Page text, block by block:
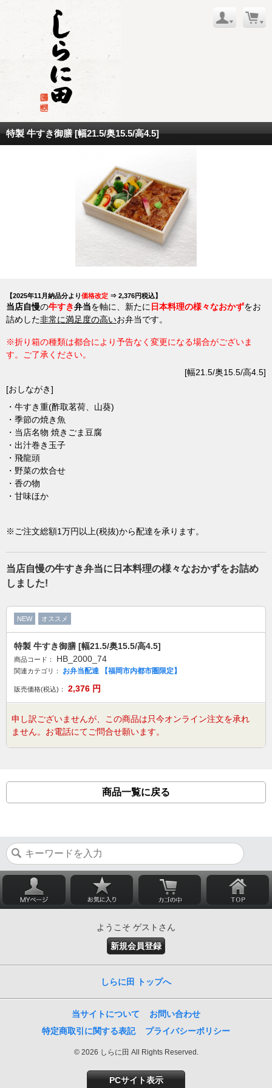
特製 牛すき御膳 [幅21.5/奥15.5/高4.5]
【2025年11月納品分より価格改定 ⇒ 2,376円税込】
当店自慢の牛すき弁当を軸に、新たに 日本料理の様々なおかずをお
詰めした非常に満足度の高いお弁当です。
※折り箱の種類は都合により予告なく変更になる場合がございま
す。ご了承ください。
[幅21.5/奥15.5/高4.5]
[おしながき]
・牛すき重(酢取茗荷、山葵)
・季節の焼き魚
・当店名物 焼きごま豆腐
・出汁巻き玉子
・飛龍頭
・野菜の炊合せ
・香の物
・甘味ほか
※ご注文総額1万円以上(税抜)から配達を承ります。
当店自慢の牛すき弁当に日本料理の様々なおかずをお詰め
しました!
NEW オススメ
特製 牛すき御膳 [幅21.5/奥15.5/高4.5]
商品コード： HB_2000_74
関連カテゴリ： お弁当配達 【福岡市内都市圏限定】
販売価格(税込)： 2,376 円
申し訳ございませんが、この商品は只今オンライン注文を承れ
ません。お電話にてご問合せ願います。
商品一覧に戻る
ようこそ ゲストさん
新規会員登録
しらに田 トップへ
当サイトについて
お問い合わせ
特定商取引に関する表記
プライバシーポリシー
© 2026 しらに田 All Rights Reserved.
PCサイト表示